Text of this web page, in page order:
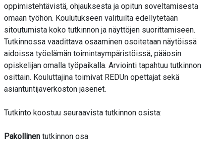
oppimistehtävistä, ohjauksesta ja opitun soveltamisesta
omaan työhön. Koulutukseen valituilta edellytetään
sitoutumista koko tutkinnon ja näyttöjen suorittamiseen.
Tutkinnossa vaadittava osaaminen osoitetaan näytöissä
aidoissa työelämän toimintaympäristöissä, pääosin
opiskelijan omalla työpaikalla. Arviointi tapahtuu tutkinnon
osittain. Kouluttajina toimivat REDUn opettajat sekä
asiantuntijaverkoston jäsenet.
Tutkinto koostuu seuraavista tutkinnon osista:
Pakollinen tutkinnon osa